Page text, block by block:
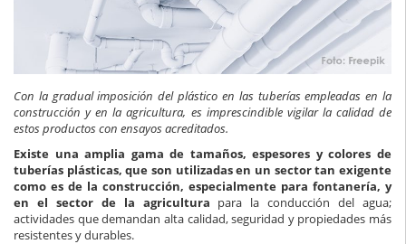
Con la gradual imposición del plástico en las tuberías empleadas en la
construcción y en la agricultura, es imprescindible vigilar la calidad de
estos productos con ensayos acreditados.
Existe una amplia gama de tamaños, espesores y colores de
tuberías plásticas, que son utilizadas en un sector tan exigente
como es de la construcción, especialmente para fontanería, y
en el sector de la agricultura para la conducción del agua;
actividades que demandan alta calidad, seguridad y propiedades más
resistentes y durables.